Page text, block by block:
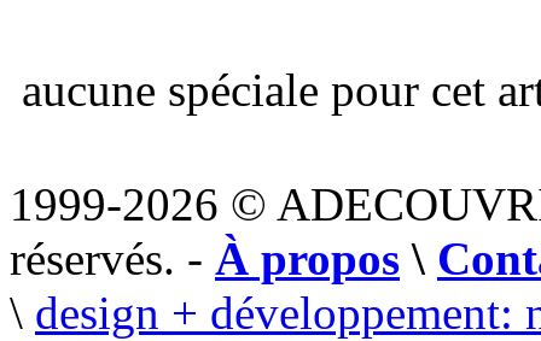
aucune spéciale pour cet
1999-2026 ©
réservés. - À propos \
\ design + développement: